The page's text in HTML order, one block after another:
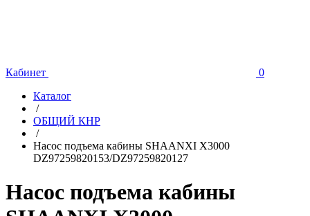
Кабинет
0
Каталог
/
ОБЩИЙ КНР
/
Насос подъема кабины SHAANXI X3000
DZ97259820153/DZ97259820127
Насос подъема кабины